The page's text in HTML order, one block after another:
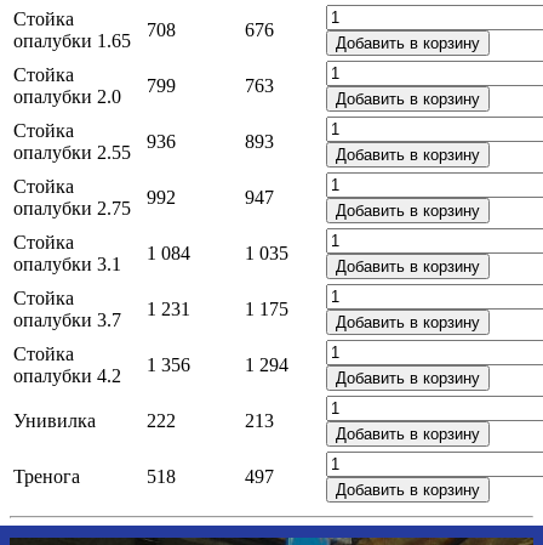
Стойка
опалубки 1.65
708 676
Добавить в корзину
Стойка
опалубки 2.0
799 763
Добавить в корзину
Стойка
опалубки 2.55
936 893
Добавить в корзину
Стойка
опалубки 2.75
992 947
Добавить в корзину
Стойка
опалубки 3.1
1 084 1 035
Добавить в корзину
Стойка
опалубки 3.7
1 231 1 175
Добавить в корзину
Стойка
опалубки 4.2
1 356 1 294
Добавить в корзину
Унивилка 222 213
Добавить в корзину
Тренога 518 497
Добавить в корзину